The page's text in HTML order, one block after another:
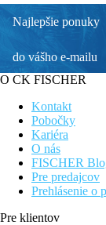
Najlepšie ponuky
do vášho e-mailu
O CK FISCHER
Kontakt
Pobočky
Kariéra
O nás
FISCHER
Pre predajcov
Prehlásenie o
Pre klientov